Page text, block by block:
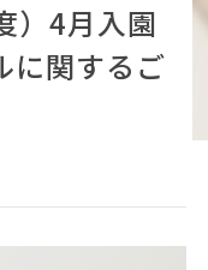
）4月入園
に関するご